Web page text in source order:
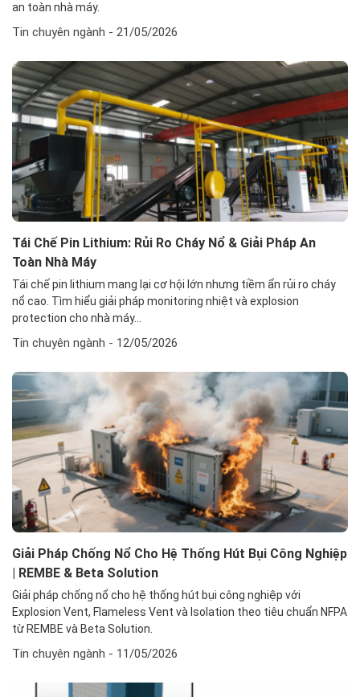
an toàn nhà máy.
Tin chuyên ngành - 21/05/2026
Tái Chế Pin Lithium: Rủi Ro Cháy Nổ & Giải Pháp An
Toàn Nhà Máy
Tái chế pin lithium mang lại cơ hội lớn nhưng tiềm ẩn rủi ro cháy
nổ cao. Tìm hiểu giải pháp monitoring nhiệt và explosion
protection cho nhà máy...
Tin chuyên ngành - 12/05/2026
Giải Pháp Chống Nổ Cho Hệ Thống Hút Bụi Công Nghiệp
| REMBE & Beta Solution
Giải pháp chống nổ cho hệ thống hút bụi công nghiệp với
Explosion Vent, Flameless Vent và Isolation theo tiêu chuẩn NFPA
từ REMBE và Beta Solution.
Tin chuyên ngành - 11/05/2026